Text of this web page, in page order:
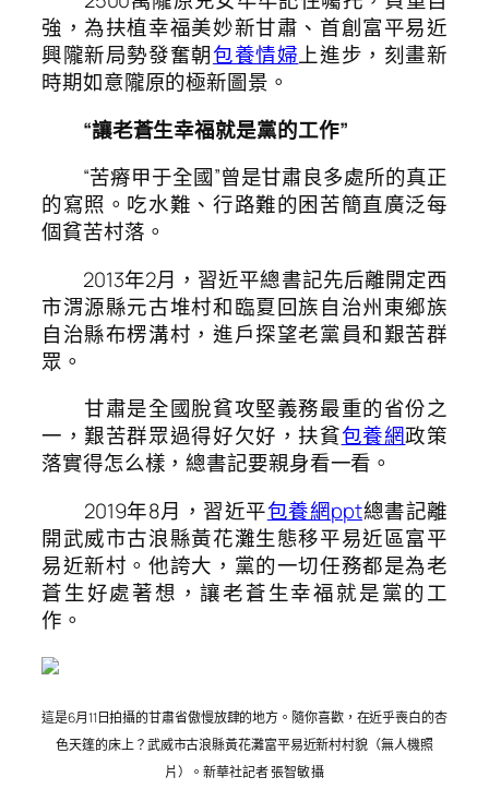
強，為扶植幸福美妙新甘肅、首創富平易近
興隴新局勢發奮朝包養情婦上進步，刻畫新
時期如意隴原的極新圖景。
“讓老蒼生幸福就是黨的工作”
“苦瘠甲于全國”曾是甘肅良多處所的真正
的寫照。吃水難、行路難的困苦簡直廣泛每
個貧苦村落。
2013年2月，習近平總書記先后離開定西
市渭源縣元古堆村和臨夏回族自治州東鄉族
自治縣布楞溝村，進戶探望老黨員和艱苦群
眾。
甘肅是全國脫貧攻堅義務最重的省份之
一，艱苦群眾過得好欠好，扶貧包養網政策
落實得怎么樣，總書記要親身看一看。
2019年8月，習近平包養網ppt總書記離
開武威市古浪縣黃花灘生態移平易近區富平
易近新村。他誇大，黨的一切任務都是為老
蒼生好處著想，讓老蒼生幸福就是黨的工
作。
這是6月11日拍攝的甘肅省傲慢放肆的地方。隨你喜歡，在近乎喪白的杏
色天篷的床上？武威市古浪縣黃花灘富平易近新村村貌（無人機照
片）。新華社記者 張智敏 攝